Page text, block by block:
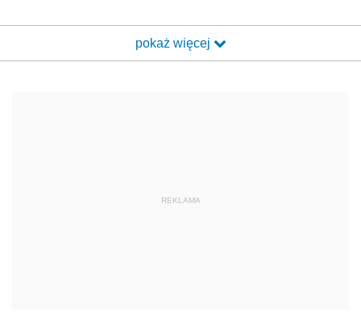
pokaż więcej
REKLAMA